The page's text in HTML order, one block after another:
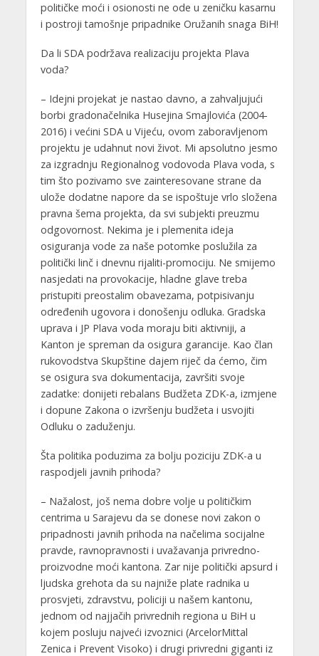
političke moći i osionosti ne ode u zeničku kasarnu
i postroji tamošnje pripadnike Oružanih snaga BiH!
Da li SDA podržava realizaciju projekta Plava
voda?
– Idejni projekat je nastao davno, a zahvaljujući
borbi gradonačelnika Husejina Smajlovića (2004-
2016) i većini SDA u Vijeću, ovom zaboravljenom
projektu je udahnut novi život. Mi apsolutno jesmo
za izgradnju Regionalnog vodovoda Plava voda, s
tim što pozivamo sve zainteresovane strane da
ulože dodatne napore da se ispoštuje vrlo složena
pravna šema projekta, da svi subjekti preuzmu
odgovornost. Nekima je i plemenita ideja
osiguranja vode za naše potomke poslužila za
politički linč i dnevnu rijaliti-promociju. Ne smijemo
nasjedati na provokacije, hladne glave treba
pristupiti preostalim obavezama, potpisivanju
određenih ugovora i donošenju odluka. Gradska
uprava i JP Plava voda moraju biti aktivniji, a
Kanton je spreman da osigura garancije. Kao član
rukovodstva Skupštine dajem riječ da ćemo, čim
se osigura sva dokumentacija, završiti svoje
zadatke: donijeti rebalans Budžeta ZDK-a, izmjene
i dopune Zakona o izvršenju budžeta i usvojiti
Odluku o zaduženju.
Šta politika poduzima za bolju poziciju ZDK-a u
raspodjeli javnih prihoda?
– Nažalost, još nema dobre volje u političkim
centrima u Sarajevu da se donese novi zakon o
pripadnosti javnih prihoda na načelima socijalne
pravde, ravnopravnosti i uvažavanja privredno-
proizvodne moći kantona. Zar nije politički apsurd i
ljudska grehota da su najniže plate radnika u
prosvjeti, zdravstvu, policiji u našem kantonu,
jednom od najjačih privrednih regiona u BiH u
kojem posluju najveći izvoznici (ArcelorMittal
Zenica i Prevent Visoko) i drugi privredni giganti iz